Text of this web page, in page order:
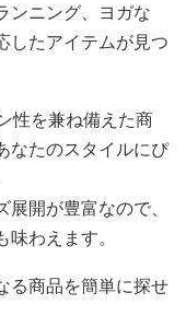
ンニング、ヨガな
したアイテムが見つ
性を兼ね備えた商
なたのスタイルにぴ
開が豊富なので、
わえます。
る商品を簡単に探せ